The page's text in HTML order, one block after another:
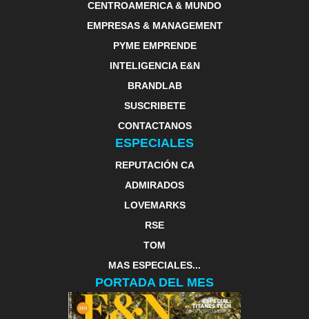
CENTROAMERICA & MUNDO
EMPRESAS & MANAGEMENT
PYME EMPRENDE
INTELIGENCIA E&N
BRANDLAB
SUSCRIBETE
CONTACTANOS
ESPECIALES
REPUTACIÓN CA
ADMIRADOS
LOVEMARKS
RSE
TOM
MAS ESPECIALES...
PORTADA DEL MES